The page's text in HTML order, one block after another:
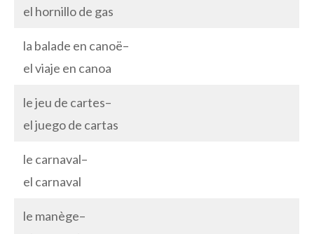
el hornillo de gas
la balade en canoë–
el viaje en canoa
le jeu de cartes–
el juego de cartas
le carnaval–
el carnaval
le manège–